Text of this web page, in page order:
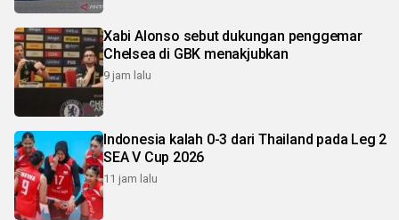
Xabi Alonso sebut dukungan penggemar
Chelsea di GBK menakjubkan
9 jam lalu
Indonesia kalah 0-3 dari Thailand pada Leg 2
SEA V Cup 2026
11 jam lalu